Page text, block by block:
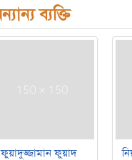
ব্যক্তি
ফুয়াদুজ্জামান ফুয়াদ